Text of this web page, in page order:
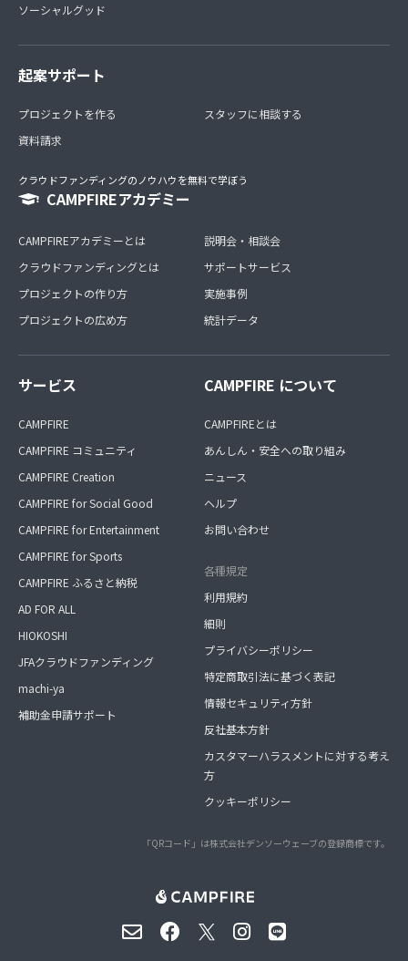
ソーシャルグッド
起案サポート
プロジェクトを作る
資料請求
スタッフに相談する
クラウドファンディングのノウハウを無料で学ぼう
CAMPFIREアカデミー
CAMPFIREアカデミーとは
クラウドファンディングとは
プロジェクトの作り方
プロジェクトの広め方
説明会・相談会
サポートサービス
実施事例
統計データ
サービス
CAMPFIRE
CAMPFIRE コミュニティ
CAMPFIRE Creation
CAMPFIRE for Social Good
CAMPFIRE for Entertainment
CAMPFIRE for Sports
CAMPFIRE ふるさと納税
AD FOR ALL
HIOKOSHI
JFAクラウドファンディング
machi-ya
補助金申請サポート
CAMPFIRE について
CAMPFIREとは
あんしん・安全への取り組み
ニュース
ヘルプ
お問い合わせ
各種規定
利用規約
細則
プライバシーポリシー
特定商取引法に基づく表記
情報セキュリティ方針
反社基本方針
カスタマーハラスメントに対する考え
方
クッキーポリシー
「QRコード」は株式会社デンソーウェーブの登録商標です。